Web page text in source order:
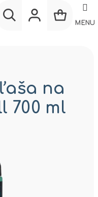
MENU
na
700 ml